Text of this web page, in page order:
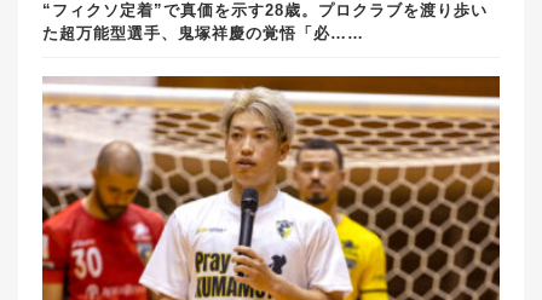
“フィクソ定着”で真価を示す28歳。プロクラブを渡り歩い
た超万能型選手、鬼塚祥慶の覚悟「必……